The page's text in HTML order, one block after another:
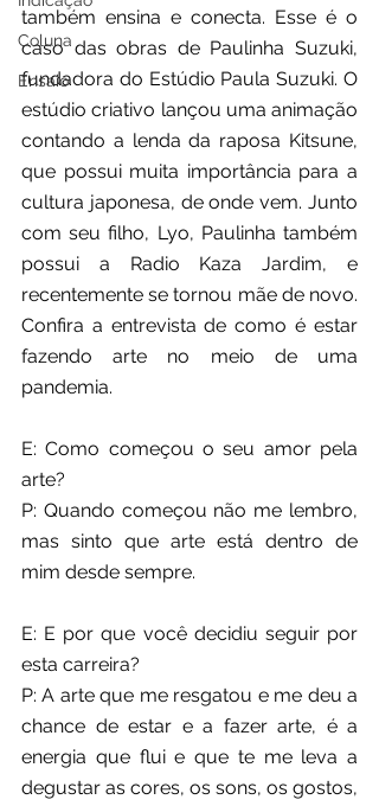
Coluna
Ensaio
também ensina e conecta. Esse é o
caso das obras de Paulinha Suzuki,
fundadora do Estúdio Paula Suzuki. O
estúdio criativo lançou uma animação
contando a lenda da raposa Kitsune,
que possui muita importância para a
cultura japonesa, de onde vem. Junto
com seu filho, Lyo, Paulinha também
possui a Radio Kaza Jardim, e
recentemente se tornou mãe de novo.
Confira a entrevista de como é estar
fazendo arte no meio de uma
pandemia.
E: Como começou o seu amor pela
arte?
P: Quando começou não me lembro,
mas sinto que arte está dentro de
mim desde sempre.
E: E por que você decidiu seguir por
esta carreira?
P: A arte que me resgatou e me deu a
chance de estar e a fazer arte, é a
energia que flui e que te me leva a
degustar as cores, os sons, os gostos,